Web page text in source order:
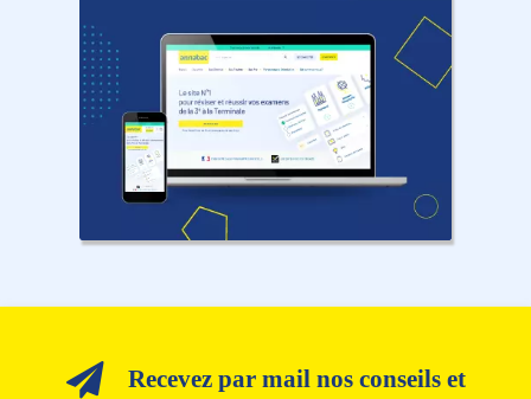
Recevez par mail nos conseils et